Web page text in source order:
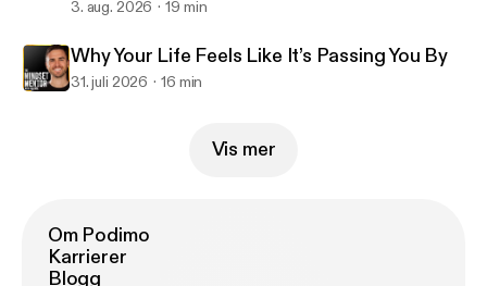
3. aug. 2026 19 min
Why Your Life Feels Like It’s Passing You By
31. juli 2026 16 min
Vis mer
Om Podimo
Karrierer
Blogg